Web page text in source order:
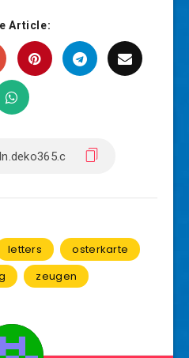
Article:
letters
osterkarte
zeugen